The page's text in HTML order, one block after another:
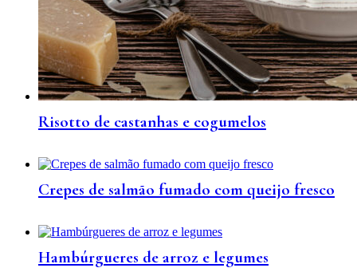
Risotto de castanhas e cogumelos
Crepes de salmão fumado com queijo fresco
Hambúrgueres de arroz e legumes